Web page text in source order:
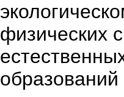
физических